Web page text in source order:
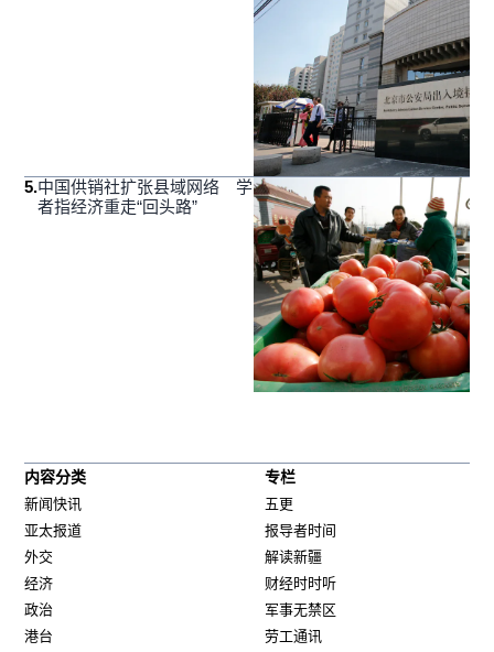
5.中国供销社扩张县域网络 学
者指经济重走“回头路”
内容分类
新闻快讯
亚太报道
外交
经济
政治
港台
专栏
五更
报导者时间
解读新疆
财经时时听
军事无禁区
劳工通讯